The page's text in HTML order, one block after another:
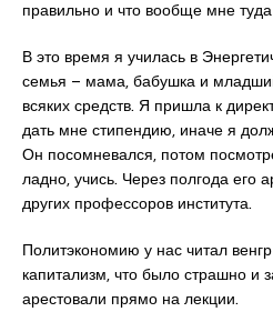
правильно и что вообще мне
В это время я училась в
семья – мама, бабушка и
всяких средств. Я пришла к
дать мне стипендию, иначе я
Он посомневался, потом
ладно, учись. Через полгода его
других профессоров института.
Политэкономию у нас читал
капитализм, что было страшно и
арестовали прямо на лекции.